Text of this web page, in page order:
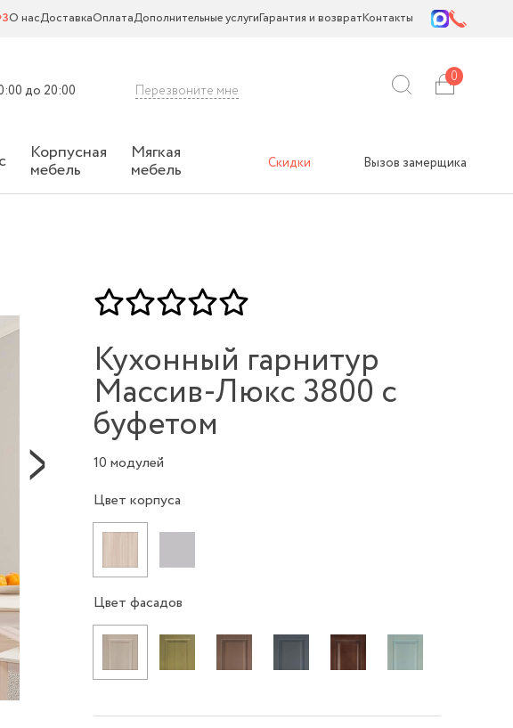
О насДоставкаОплатаДополнительные услугиГарантия и возвратКонтакты
до 20:00 Перезвоните мне
0
Корпусная
мебель
Мягкая
мебель Скидки Вызов замерщика
Кухонный гарнитур
Массив-Люкс 3800 с
буфетом
10 модулей
Цвет корпуса
Цвет фасадов